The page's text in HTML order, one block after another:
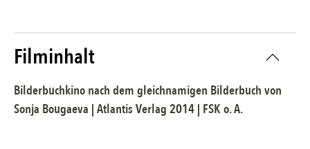
Filminhalt
Bilderbuchkino nach dem gleichnamigen Bilderbuch von
Sonja Bougaeva | Atlantis Verlag 2014 | FSKo. A.